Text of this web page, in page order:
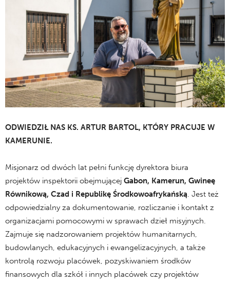
ODWIEDZIŁ NAS KS. ARTUR BARTOL, KTÓRY PRACUJE W
KAMERUNIE.
Misjonarz od dwóch lat pełni funkcję dyrektora biura
projektów inspektorii obejmującej Gabon, Kamerun, Gwineę
Równikową, Czad i Republikę Środkowoafrykańską. Jest też
odpowiedzialny za dokumentowanie, rozliczanie i kontakt z
organizacjami pomocowymi w sprawach dzieł misyjnych.
Zajmuje się nadzorowaniem projektów humanitarnych,
budowlanych, edukacyjnych i ewangelizacyjnych, a także
kontrolą rozwoju placówek, pozyskiwaniem środków
finansowych dla szkół i innych placówek czy projektów